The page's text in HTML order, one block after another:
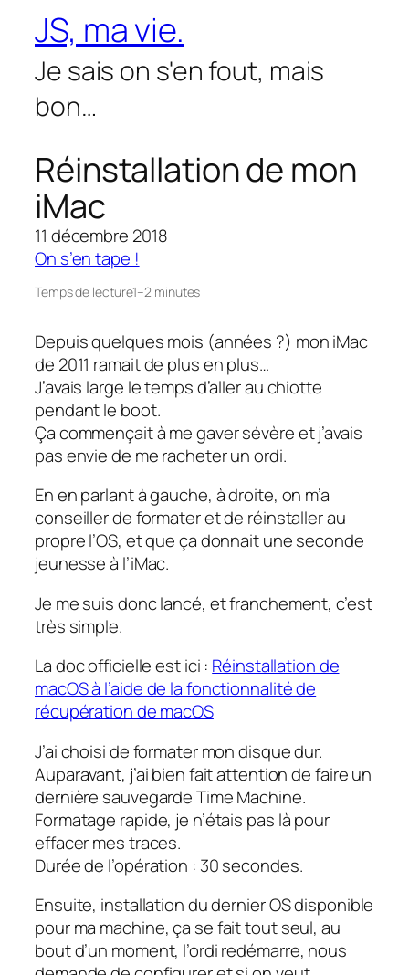
contenu
JS, ma vie.
Je sais on s'en fout, mais
bon…
Réinstallation de mon
iMac
11 décembre 2018
On s’en tape !
Temps de lecture1–2 minutes
Depuis quelques mois (années ?) mon iMac
de 2011 ramait de plus en plus…
J’avais large le temps d’aller au chiotte
pendant le boot.
Ça commençait à me gaver sévère et j’avais
pas envie de me racheter un ordi.
En en parlant à gauche, à droite, on m’a
conseiller de formater et de réinstaller au
propre l’OS, et que ça donnait une seconde
jeunesse à l’iMac.
Je me suis donc lancé, et franchement, c’est
très simple.
La doc officielle est ici : Réinstallation de
macOS à l’aide de la fonctionnalité de
récupération de macOS
J’ai choisi de formater mon disque dur.
Auparavant, j’ai bien fait attention de faire un
dernière sauvegarde Time Machine.
Formatage rapide, je n’étais pas là pour
effacer mes traces.
Durée de l’opération : 30 secondes.
Ensuite, installation du dernier OS disponible
pour ma machine, ça se fait tout seul, au
bout d’un moment, l’ordi redémarre, nous